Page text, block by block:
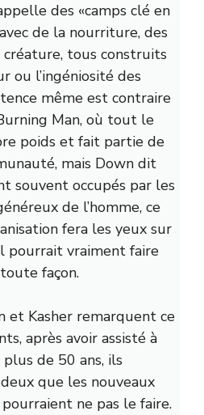
des «camps clé en
de la nourriture, des
tous construits
ou l’ingéniosité des
même est contraire
Man, où tout le
poids et fait partie de
mais Down dit
souvent occupés par les
de l’homme, ce
fera les yeux sur
pourrait vraiment faire
façon.
et Kasher remarquent ce
après avoir assisté à
de 50 ans, ils
que les nouveaux
ne pas le faire.